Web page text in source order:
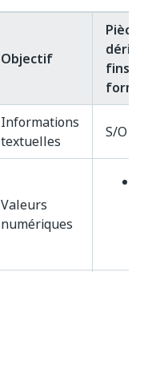
Objectif
Pièces
fins du
Informations
textuelles
S/O
Valeurs
numériques